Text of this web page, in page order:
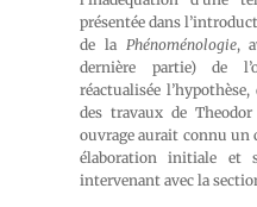
présentée dans
de la Phénoménologie,
dernière partie) de
réactualisée
des travaux de
ouvrage aurait connu un
élaboration initiale et
intervenant avec la